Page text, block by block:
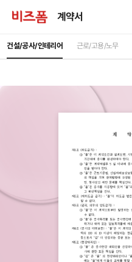
계약서
건설/공사/인테리어 근로/고용/노무